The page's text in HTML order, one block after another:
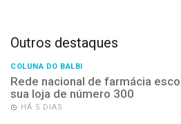
Outros destaques
COLUNA DO BALBI
Rede nacional de farmácia
sua loja de número 300
HÁ 5 DIAS